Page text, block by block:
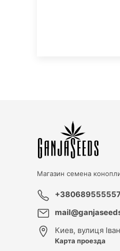
Магазин семена
Киев, вулиця
Карта проезда